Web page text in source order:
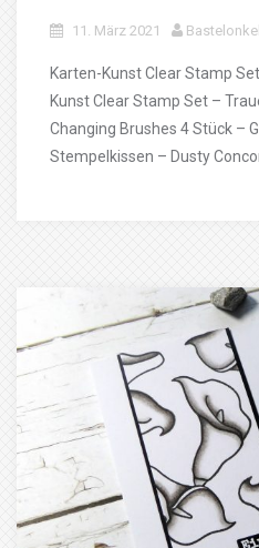
11. März 2021 Bastelonkel
Karten-Kunst Clear Stamp
Kunst Clear Stamp Set –
Changing Brushes 4 Stück –
Stempelkissen – Dusty